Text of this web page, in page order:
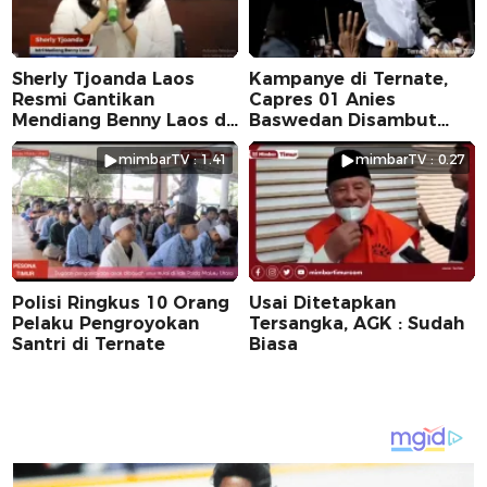
Sherly Tjoanda Laos
Resmi Gantikan
Mendiang Benny Laos di
Pilkada 2024
Kampanye di Ternate,
Capres 01 Anies
Baswedan Disambut
Ribuan Warga
mimbarTV : 1.41
Polisi Ringkus 10 Orang
Pelaku Pengroyokan
Santri di Ternate
mimbarTV : 0.27
Usai Ditetapkan
Tersangka, AGK : Sudah
Biasa